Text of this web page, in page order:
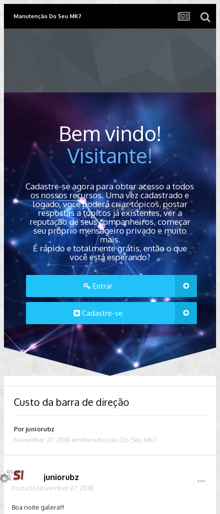
Manutenção Do Seu MK7
Bem vindo!
Visitante!
Cadastre-se agora para obter acesso a todos
os nossos recursos. Uma vez cadastrado e
logado, você poderá criar tópicos, postar
respostas a tópicos já existentes, ver a
reputação de seus companheiros, começar
seu próprio mensageiro privado e muito
mais.
É rápido e totalmente grátis, então o que
você está esperando?
Entrar
Cadastre-se
Custo da barra de direção
Por juniorubz
November 27, 2018 em Manutenção Do Seu MK7
juniorubz
Postado November 27, 2018
Boa noite galera!!!